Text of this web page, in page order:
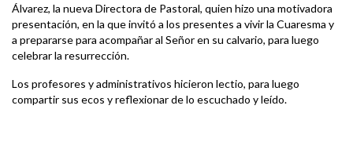
Álvarez, la nueva Directora de Pastoral, quien hizo una motivadora
presentación, en la que invitó a los presentes a vivir la Cuaresma y
a prepararse para acompañar al Señor en su calvario, para luego
celebrar la resurrección.
Los profesores y administrativos hicieron lectio, para luego
compartir sus ecos y reflexionar de lo escuchado y leído.